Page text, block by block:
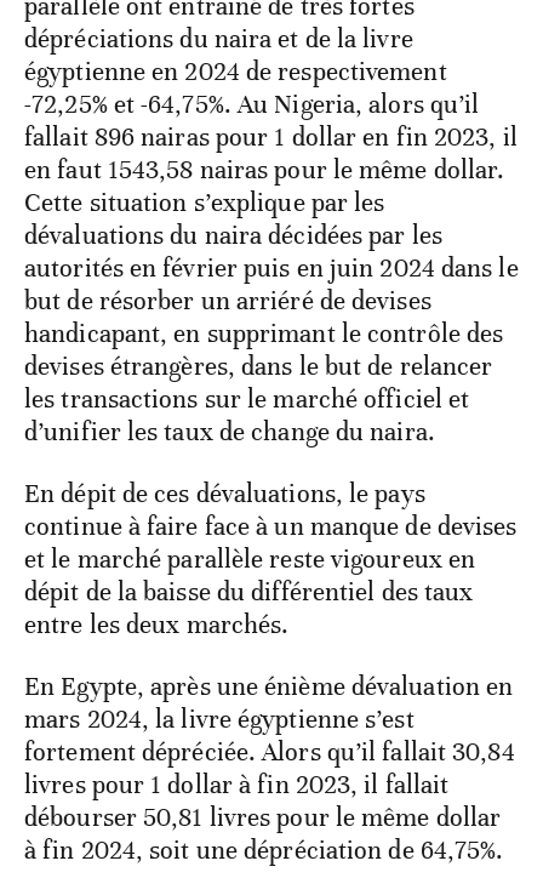
parallèle ont entrainé de très fortes
dépréciations du naira et de la livre
égyptienne en 2024 de respectivement
-72,25% et -64,75%. Au Nigeria, alors qu’il
fallait 896 nairas pour 1 dollar en fin 2023, il
en faut 1543,58 nairas pour le même dollar.
Cette situation s’explique par les
dévaluations du naira décidées par les
autorités en février puis en juin 2024 dans le
but de résorber un arriéré de devises
handicapant, en supprimant le contrôle des
devises étrangères, dans le but de relancer
les transactions sur le marché officiel et
d’unifier les taux de change du naira.
En dépit de ces dévaluations, le pays
continue à faire face à un manque de devises
et le marché parallèle reste vigoureux en
dépit de la baisse du différentiel des taux
entre les deux marchés.
En Egypte, après une énième dévaluation en
mars 2024, la livre égyptienne s’est
fortement dépréciée. Alors qu’il fallait 30,84
livres pour 1 dollar à fin 2023, il fallait
débourser 50,81 livres pour le même dollar
à fin 2024, soit une dépréciation de 64,75%.